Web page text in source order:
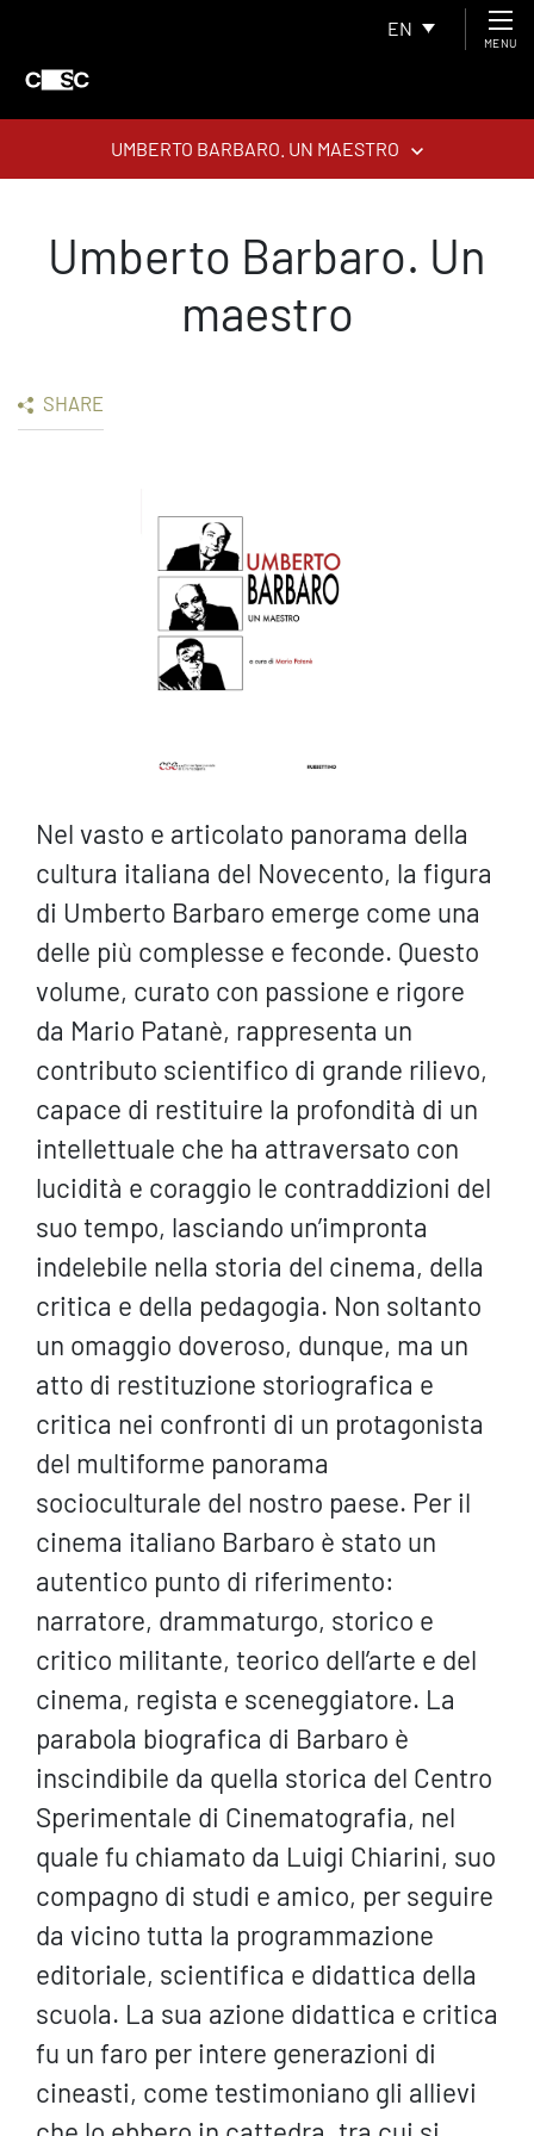
EN
MENU
UMBERTO BARBARO. UN MAESTRO
Umberto Barbaro. Un
maestro
SHARE
Nel vasto e articolato panorama della
cultura italiana del Novecento, la figura
di Umberto Barbaro emerge come una
delle più complesse e feconde. Questo
volume, curato con passione e rigore
da Mario Patanè, rappresenta un
contributo scientifico di grande rilievo,
capace di restituire la profondità di un
intellettuale che ha attraversato con
lucidità e coraggio le contraddizioni del
suo tempo, lasciando un’impronta
indelebile nella storia del cinema, della
critica e della pedagogia. Non soltanto
un omaggio doveroso, dunque, ma un
atto di restituzione storiografica e
critica nei confronti di un protagonista
del multiforme panorama
socioculturale del nostro paese. Per il
cinema italiano Barbaro è stato un
autentico punto di riferimento:
narratore, drammaturgo, storico e
critico militante, teorico dell’arte e del
cinema, regista e sceneggiatore. La
parabola biografica di Barbaro è
inscindibile da quella storica del Centro
Sperimentale di Cinematografia, nel
quale fu chiamato da Luigi Chiarini, suo
compagno di studi e amico, per seguire
da vicino tutta la programmazione
editoriale, scientifica e didattica della
scuola. La sua azione didattica e critica
fu un faro per intere generazioni di
cineasti, come testimoniano gli allievi